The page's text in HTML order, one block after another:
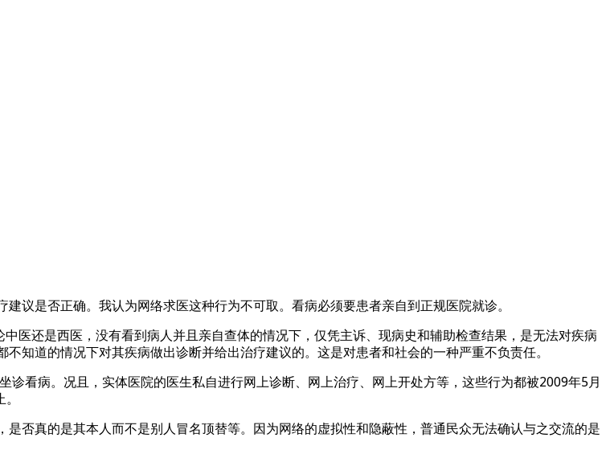
议是否正确。我认为网络求医这种行为不可取。看病必须要患者亲自到正规医院就诊。
医还是西医，没有看到病人并且亲自查体的情况下，仅凭主诉、现病史和辅助检查结果，是无法对疾病
知道的情况下对其疾病做出诊断并给出治疗建议的。这是对患者和社会的一种严重不负责任。
看病。况且，实体医院的医生私自进行网上诊断、网上治疗、网上开处方等，这些行为都被2009年5月
否真的是其本人而不是别人冒名顶替等。因为网络的虚拟性和隐蔽性，普通民众无法确认与之交流的是